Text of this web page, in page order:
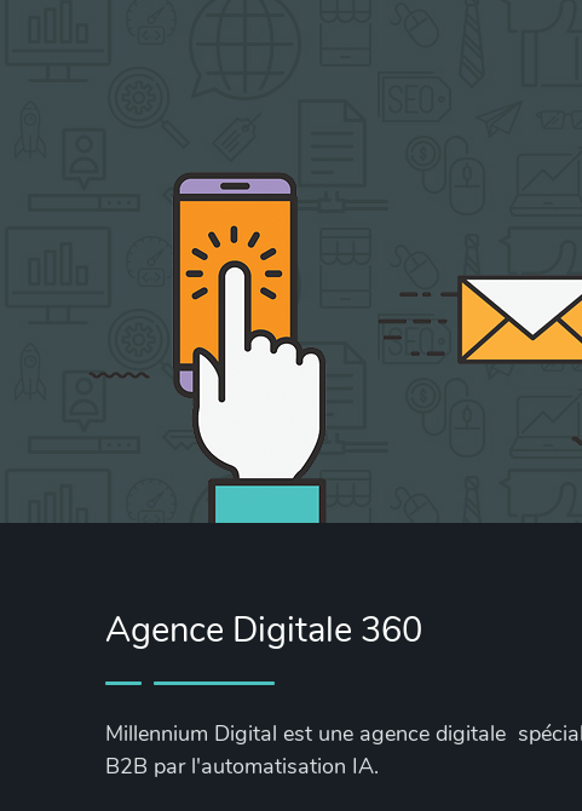
Agence Digitale 360
Millennium Digital est une agence digitale
B2B par l'automatisation IA.